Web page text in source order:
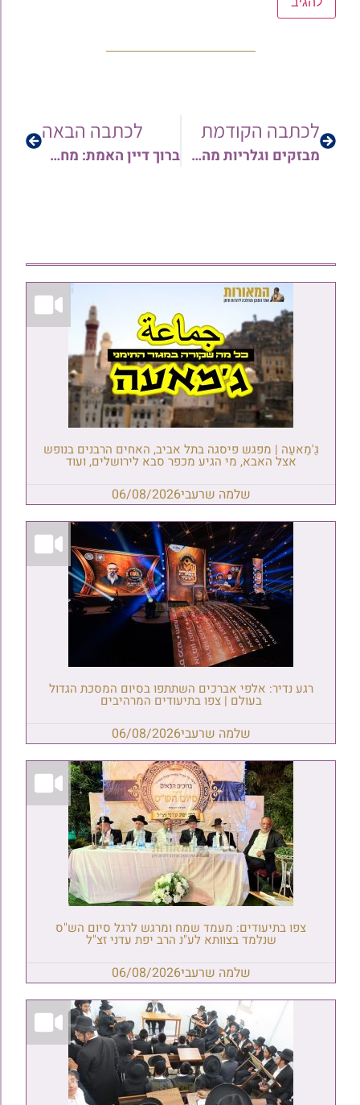
לכתבה הקודמת
מבזקים וגלריות מהשבוע החולף: העליה לציונו של מרן הגר"ע בסיס זצ"ל | אירוסי נכדת הגר"נ זכריהו שליט"א | מרן הגר"ש מחפוד שליט"א בהילולת כיסא רחמים ועוד…
לכתבה הבאה
ברוך דיין האמת: מחשובי קהילת יהדות תימן – הרב יהודה שאקי זצ"ל חלה בקורונה ונפטר
גַ'מַאעַה | מפגש פיסגה בתל אביב, האחים הרבנים בנופש
אצל האבא, מי הגיע מכפר סבא לירושלים, ועוד
שלמה שרעבי06/08/2026
רגע נדיר: אלפי אברכים השתתפו בסיום המסכת הגדול
בעולם | צפו בתיעודים המרהיבים
שלמה שרעבי06/08/2026
צפו בתיעודים: מעמד שמח ומרגש לרגל סיום הש"ס
שנלמד בצוותא לע"נ הרב יפת עדני זצ"ל
שלמה שרעבי06/08/2026